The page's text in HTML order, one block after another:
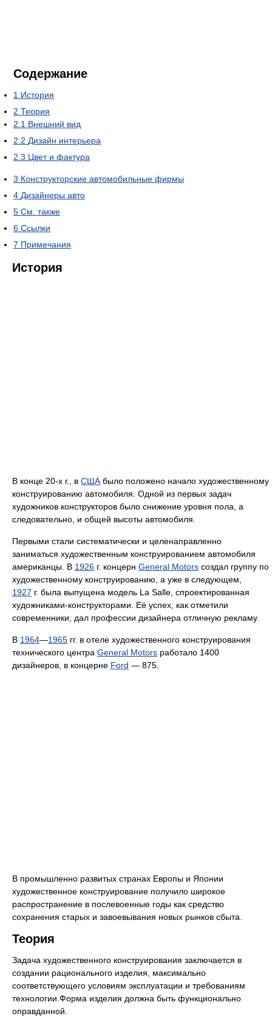
Содержание
1 История
2 Теория
2.1 Внешний вид
2.2 Дизайн интерьера
2.3 Цвет и фактура
3 Конструкторские автомобильные фирмы
4 Дизайнеры авто
5 См. также
6 Ссылки
7 Примечания
История
В конце 20-х г., в США было положено начало художественному
конструированию автомобиля. Одной из первых задач
художников конструкторов было снижение уровня пола, а
следовательно, и общей высоты автомобиля.
Первыми стали систематически и целенаправленно
заниматься художественным конструированием автомобиля
американцы. В 1926 г. концерн General Motors создал группу по
художественному конструированию, а уже в следующем,
1927 г. была выпущена модель La Salle, спроектированная
художниками-конструкторами. Её успех, как отметили
современники, дал профессии дизайнера отличную рекламу.
В 1964—1965 гг. в отеле художественного конструирования
технического центра General Motors работало 1400
дизайнеров, в концерне Ford — 875.
В промышленно развитых странах Европы и Японии
художественное конструирование получило широкое
распространение в послевоенные годы как средство
сохранения старых и завоевывания новых рынков сбыта.
Теория
Задача художественного конструирования заключается в
создании рационального изделия, максимально
соответствующего условиям эксплуатации и требованиям
технологии.Форма изделия должна быть функционально
оправданной.